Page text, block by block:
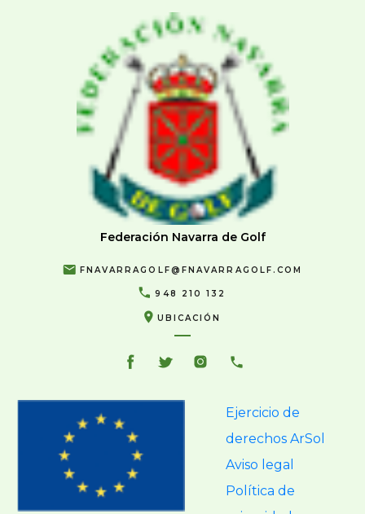
Federación Navarra de Golf
FNAVARRAGOLF@FNAVARRAGOLF.COM
948 210 132
UBICACIÓN
Ejercicio de
derechos ArSol
Aviso legal
Política de